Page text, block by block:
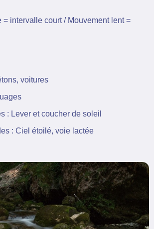
= intervalle court / Mouvement lent =
voitures
: Lever et coucher de soleil
: Ciel étoilé, voie lactée